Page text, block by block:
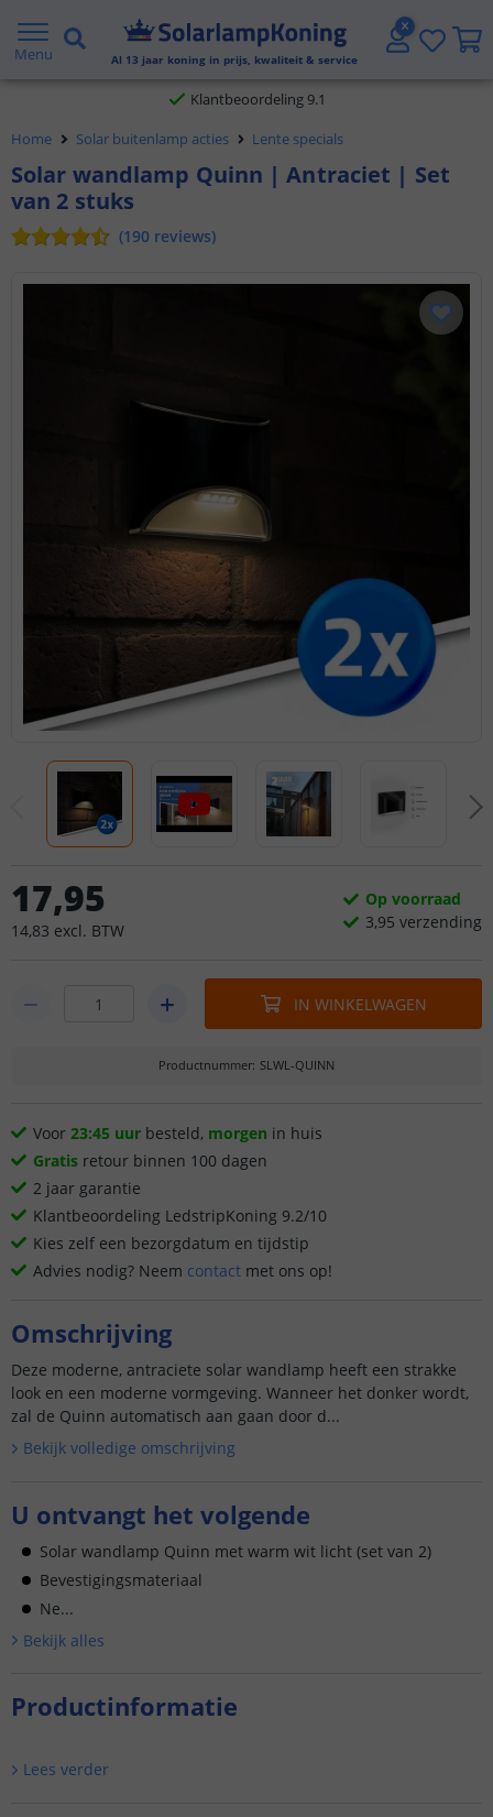
Menu Al 13 jaar koning in prijs, kwaliteit & service
Gratis verzending vanaf € 20,- NL en BE
Klantbeoordeling 9.1
Voor 23:45 uur besteld,morgen in huis
Home Solar buitenlamp acties Lente specials
Solar wandlamp Quinn | Antraciet | Set
van 2 stuks
(190 reviews)
17,95
14,83 excl. BTW
Op voorraad
3,95 verzending
IN WINKELWAGEN
Productnummer: SLWL-QUINN
Voor 23:45 uur besteld, morgen in huis
Gratis retour binnen 100 dagen
2 jaar garantie
Klantbeoordeling LedstripKoning 9.2/10
Kies zelf een bezorgdatum en tijdstip
Advies nodig? Neem contact met ons op!
Omschrijving
Deze moderne, antraciete solar wandlamp heeft een strakke
look en een moderne vormgeving. Wanneer het donker wordt,
zal de Quinn automatisch aan gaan door d...
Bekijk volledige omschrijving
U ontvangt het volgende
Solar wandlamp Quinn met warm wit licht (set van 2)
Bevestigingsmateriaal
Ne...
Bekijk alles
Productinformatie
Lees verder